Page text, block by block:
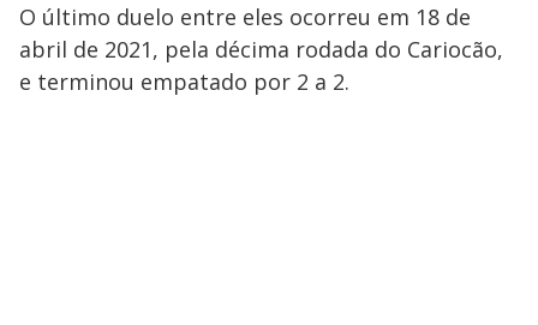
O último duelo entre eles ocorreu em 18 de
abril de 2021, pela décima rodada do Cariocão,
e terminou empatado por 2 a 2.